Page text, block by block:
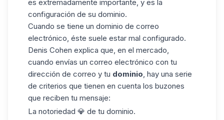
es extremadamente importante, y es la
configuración de su dominio.
Cuando se tiene un dominio de correo
electrónico, éste suele estar mal configurado.
Denis Cohen explica que, en el mercado,
cuando envías un correo electrónico con tu
dirección de correo y tu dominio , hay una serie
de criterios que tienen en cuenta los buzones
que reciben tu mensaje:
La notoriedad 💎 de tu dominio.